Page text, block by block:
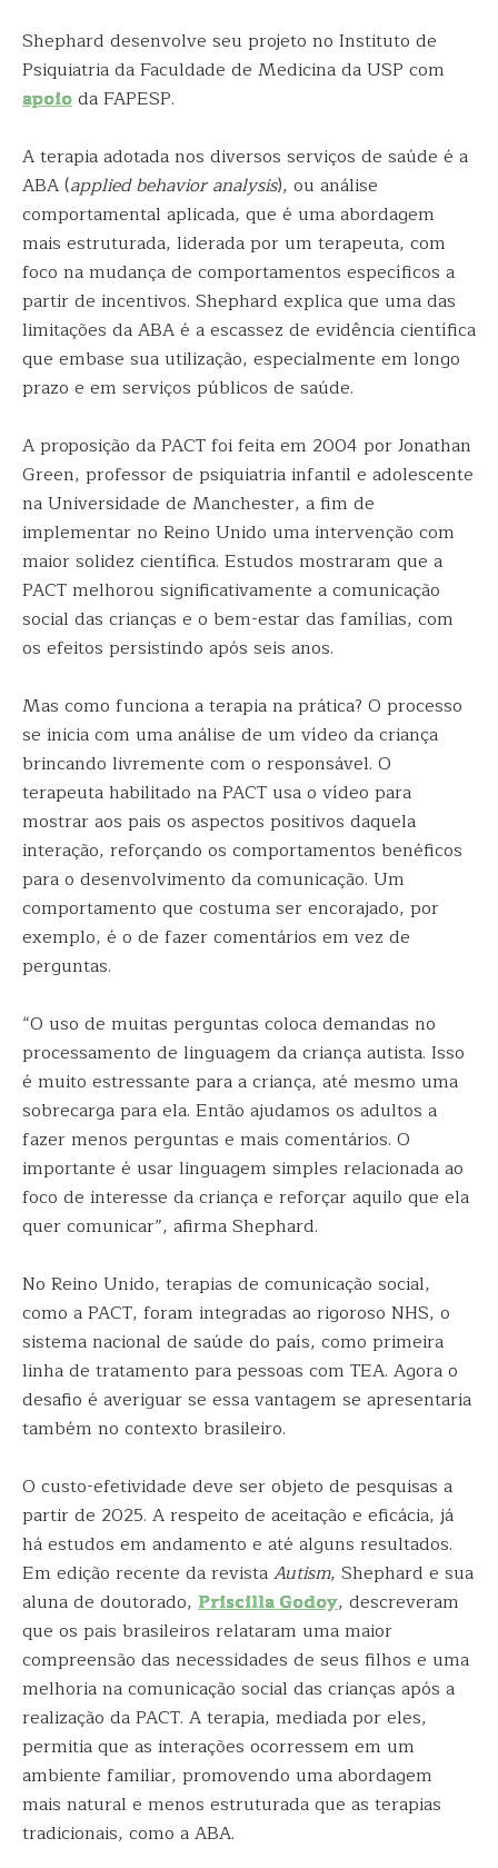
Shephard desenvolve seu projeto no Instituto de
Psiquiatria da Faculdade de Medicina da USP com
apoioda FAPESP.
A terapia adotada nos diversos serviços de saúde é a
ABA (applied behavior analysis), ou análise
comportamental aplicada, que é uma abordagem
mais estruturada, liderada por um terapeuta, com
foco na mudança de comportamentos específicos a
partir de incentivos. Shephard explica que uma das
limitações da ABA é a escassez de evidência científica
que embase sua utilização, especialmente em longo
prazo e em serviços públicos de saúde.
A proposição da PACT foi feita em 2004 por Jonathan
Green, professor de psiquiatria infantil e adolescente
na Universidade de Manchester, a fim de
implementar no Reino Unido uma intervenção com
maior solidez científica. Estudos mostraram que a
PACT melhorou significativamente a comunicação
social das crianças e o bem-estar das famílias, com
os efeitos persistindo após seis anos.
Mas como funciona a terapia na prática? O processo
se inicia com uma análise de um vídeo da criança
brincando livremente com o responsável. O
terapeuta habilitado na PACT usa o vídeo para
mostrar aos pais os aspectos positivos daquela
interação, reforçando os comportamentos benéficos
para o desenvolvimento da comunicação. Um
comportamento que costuma ser encorajado, por
exemplo, é o de fazer comentários em vez de
perguntas.
“O uso de muitas perguntas coloca demandas no
processamento de linguagem da criança autista. Isso
é muito estressante para a criança, até mesmo uma
sobrecarga para ela. Então ajudamos os adultos a
fazer menos perguntas e mais comentários. O
importante é usar linguagem simples relacionada ao
foco de interesse da criança e reforçar aquilo que ela
quer comunicar”, afirma Shephard.
No Reino Unido, terapias de comunicação social,
como a PACT, foram integradas ao rigoroso NHS, o
sistema nacional de saúde do país, como primeira
linha de tratamento para pessoas com TEA. Agora o
desafio é averiguar se essa vantagem se apresentaria
também no contexto brasileiro.
O custo-efetividade deve ser objeto de pesquisas a
partir de 2025. A respeito de aceitação e eficácia, já
há estudos em andamento e até alguns resultados.
Em edição recente da revistaAutism, Shephard e sua
aluna de doutorado, Priscilla Godoy, descreveram
que os pais brasileiros relataram uma maior
compreensão das necessidades de seus filhos e uma
melhoria na comunicação social das crianças após a
realização da PACT. A terapia, mediada por eles,
permitia que as interações ocorressem em um
ambiente familiar, promovendo uma abordagem
mais natural e menos estruturada que as terapias
tradicionais, como a ABA.